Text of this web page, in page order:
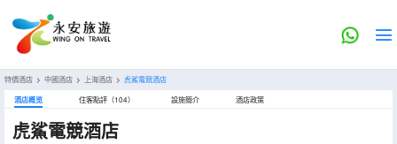
特價酒店 > 中國酒店 > 上海酒店 > 虎鯊電競酒店
酒店概览 住客點評（104） 設施簡介 酒店政策
虎鯊電競酒店